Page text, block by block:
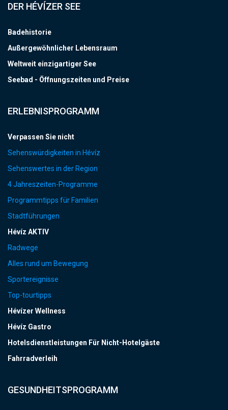
DER HÉVÍZER SEE
Badehistorie
Außergewöhnlicher Lebensraum
Weltweit einzigartiger See
Seebad - Öffnungszeiten und Preise
ERLEBNISPROGRAMM
Verpassen Sie nicht
Sehenswürdigkeiten in Hévíz
Sehenswertes in der Region
4 Jahreszeiten-Programme
Programmtipps für Familien
Stadtführungen
Hévíz AKTIV
Radwege
Alles rund um Bewegung
Sportereignisse
Top-tourtipps
Hévízer Wellness
Hévíz Gastro
Hotelsdienstleistungen Für Nicht-Hotelgäste
Fahrradverleih
GESUNDHEITSPROGRAMM